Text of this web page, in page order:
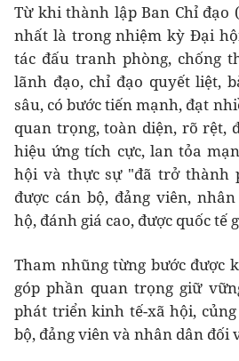
Từ khi thành lập Ban Chỉ đạo
nhất là trong nhiệm kỳ Đại
tác đấu tranh phòng, chống
lãnh đạo, chỉ đạo quyết liệt,
sâu, có bước tiến mạnh, đạt
quan trọng, toàn diện, rõ rệt,
hiệu ứng tích cực, lan tỏa
hội và thực sự "đã trở thành
được cán bộ, đảng viên,
hộ, đánh giá cao, được quốc tế
Tham nhũng từng bước được
góp phần quan trọng giữ
phát triển kinh tế-xã hội,
bộ, đảng viên và nhân dân đối